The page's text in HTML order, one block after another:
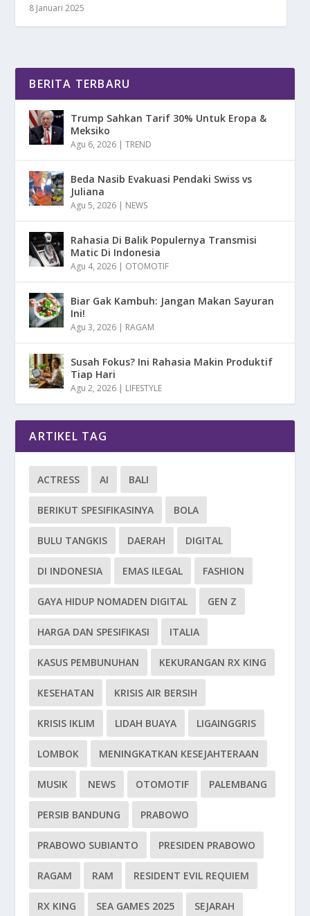
8 Januari 2025
BERITA TERBARU
Trump Sahkan Tarif 30% Untuk Eropa &
Meksiko
Agu 6, 2026 |TREND
Beda Nasib Evakuasi Pendaki Swiss vs
Juliana
Agu 5, 2026 | NEWS
Rahasia Di Balik Populernya Transmisi
Matic Di Indonesia
Agu 4, 2026 | OTOMOTIF
Biar Gak Kambuh: Jangan Makan Sayuran
Ini!
Agu 3, 2026 | RAGAM
Susah Fokus? Ini Rahasia Makin Produktif
Tiap Hari
Agu 2, 2026 | LIFESTYLE
ARTIKEL TAG
ACTRESS AI BALI
BERIKUT SPESIFIKASINYA BOLA
BULU TANGKIS DAERAH DIGITAL
DI INDONESIA EMAS ILEGAL FASHION
GAYA HIDUP NOMADEN DIGITAL GEN Z
HARGA DAN SPESIFIKASI ITALIA
KASUS PEMBUNUHAN KEKURANGAN RX KING
KESEHATAN KRISIS AIR BERSIH
KRISIS IKLIM LIDAH BUAYA LIGAINGGRIS
LOMBOK MENINGKATKAN KESEJAHTERAAN
MUSIK NEWS OTOMOTIF PALEMBANG
PERSIB BANDUNG PRABOWO
PRABOWO SUBIANTO PRESIDEN PRABOWO
RAGAM RAM RESIDENT EVIL REQUIEM
RX KING SEA GAMES 2025 SEJARAH